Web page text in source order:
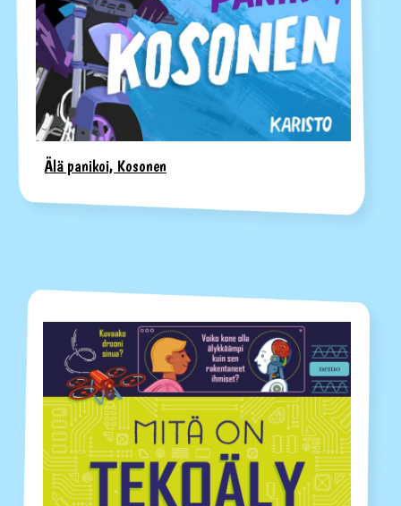
Älä panikoi, Kosonen